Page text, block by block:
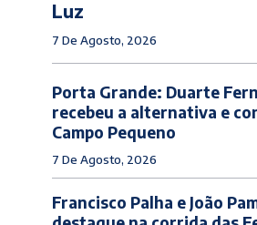
Luz
7 De Agosto, 2026
Porta Grande: Duarte
recebeu a alternativa e
Campo Pequeno
7 De Agosto, 2026
Francisco Palha e João